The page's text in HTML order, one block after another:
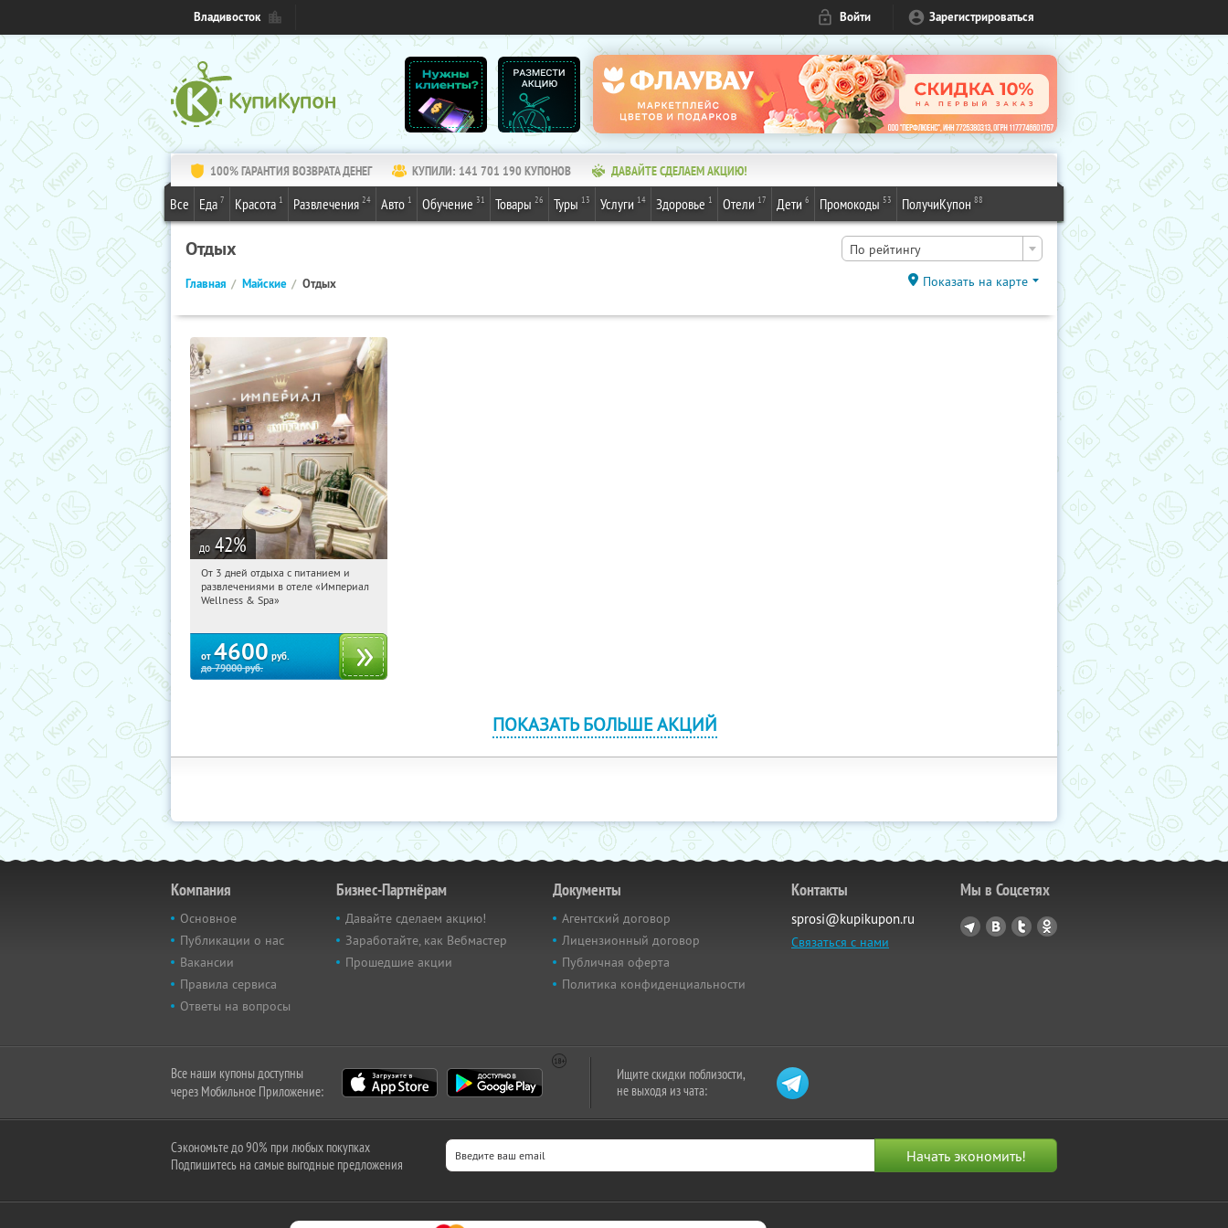
Владивосток Войти Зарегистрироваться
100% ГАРАНТИЯ ВОЗВРАТА ДЕНЕГ КУПИЛИ: 141 701 192КУПОНОВ ДАВАЙТЕ СДЕЛАЕМ АКЦИЮ!
Все Еда 7 Красота 1 Развлечения 24 Авто 1 Обучение 31 Товары 26 Туры 13 Услуги 14 Здоровье 1 Отели 17 Дети 6 Промокоды 53 ПолучиКупон 88
Отдых По рейтингу
Главная Майские Отдых Показать на карте
до 42%
08:39:25 Купили:
Калужская обл., г. Обнинск, Киевское
От 3 дней отдыха с питанием и
развлечениями в отеле «Империал
Wellness & Spa»
от 4600 руб.
до79000руб.
ПОКАЗАТЬ БОЛЬШЕ АКЦИЙ
Компания
Основное
Публикации о нас
Вакансии
Правила сервиса
Ответы на вопросы
Бизнес-Партнёрам
Давайте сделаем акцию!
Заработайте, как Вебмастер
Прошедшие акции
Документы
Агентский договор
Лицензионный договор
Публичная оферта
Политика конфиденциальности
Контакты
sprosi@kupikupon.ru
Связаться с нами
Мы в Соцсетях
Все наши купоны доступны
через Мобильное Приложение:
Ищите скидки поблизости,
не выходя из чата:
Сэкономьте до 90% при любых покупках
Подпишитесь на самые выгодные предложения